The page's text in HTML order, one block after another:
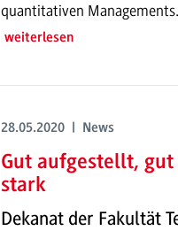
quantitativen Managements.
weiterlesen
28.05.2020 | News
Gut aufgestellt,
stark
Dekanat der Fakultät